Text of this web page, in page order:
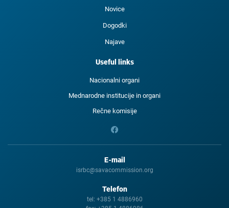
Novice
Dogodki
Najave
Useful links
Nacionalni organi
Mednarodne institucije in organi
Rečne komisije
E-mail
isrbc@savacommission.org
Telefon
tel: +385 1 4886960